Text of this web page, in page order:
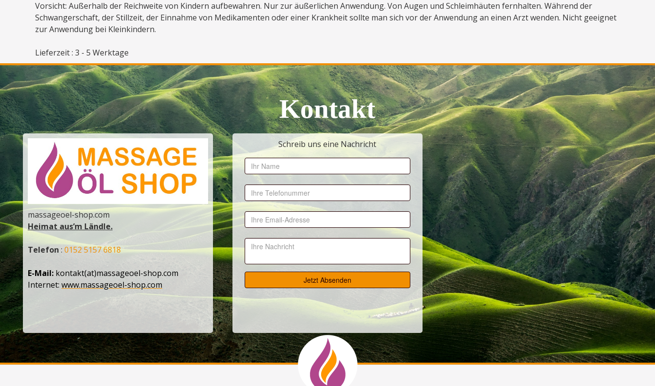
Vorsicht: Außerhalb der Reichweite von Kindern aufbewahren. Nur zur äußerlichen Anwendung. Von Augen und Schleimhäuten fernhalten. Während der
Schwangerschaft, der Stillzeit, der Einnahme von Medikamenten oder einer Krankheit sollte man sich vor der Anwendung an einen Arzt wenden. Nicht geeignet
zur Anwendung bei Kleinkindern.
Lieferzeit : 3 - 5 Werktage
massageoel-shop.com
Heimat aus’m Ländle.
Telefon : 0152 5157 6818
E-Mail: kontakt(at)massageoel-shop.com
Internet: www.massageoel-shop.com
Kontakt
Schreib uns eine Nachricht